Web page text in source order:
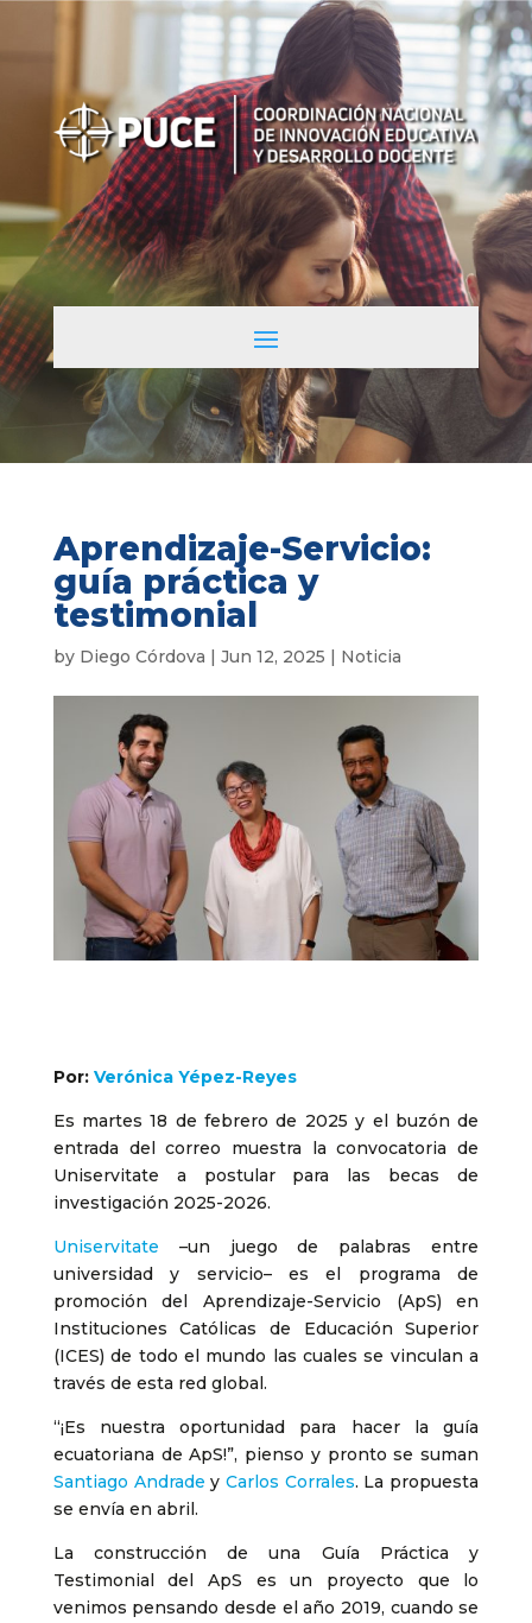
Aprendizaje-Servicio:
guía práctica y
testimonial
by Diego Córdova | Jun 12, 2025 | Noticia
Por: Verónica Yépez-Reyes
Es martes 18 de febrero de 2025 y el buzón de
entrada del correo muestra la convocatoria de
Uniservitate a postular para las becas de
investigación 2025-2026.
Uniservitate –un juego de palabras entre
universidad y servicio– esel programa de
promoción del Aprendizaje-Servicio (ApS) en
Instituciones Católicas de Educación Superior
(ICES) de todo el mundo las cuales se vinculan a
través de esta red global.
“¡Es nuestra oportunidad para hacer la guía
ecuatoriana de ApS!”, pienso y pronto se suman
Santiago Andrade y Carlos Corrales. La propuesta
se envía en abril.
La construcción de una Guía Práctica y
Testimonial del ApS es un proyecto que lo
venimos pensando desde el año 2019, cuando se